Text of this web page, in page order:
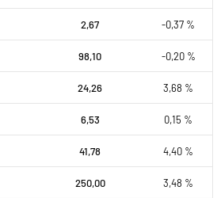
2,67 -0,37 %
98,10 -0,20 %
24,26 3,68 %
6,53 0,15 %
41,78 4,40 %
250,00 3,48 %